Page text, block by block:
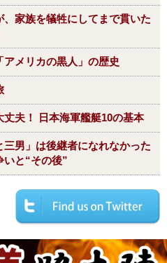
家族を犠牲にしてまで貫いた
メリカの黒人」の歴史
夫！ 日本海軍艦艇10の基本
男」は後継者になれなかった
と“その後”